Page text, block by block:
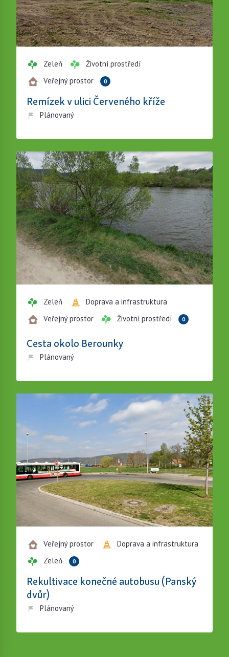
Zeleň
Životní prostředí
Veřejný prostor
0
Remízek v ulici Červeného kříže
Plánovaný
Zeleň
Doprava a infrastruktura
Veřejný prostor
Životní prostředí 0
Cesta okolo Berounky
Plánovaný
Veřejný prostor
Doprava a infrastruktura
Zeleň
0
Rekultivace konečné autobusu (Panský
dvůr)
Plánovaný